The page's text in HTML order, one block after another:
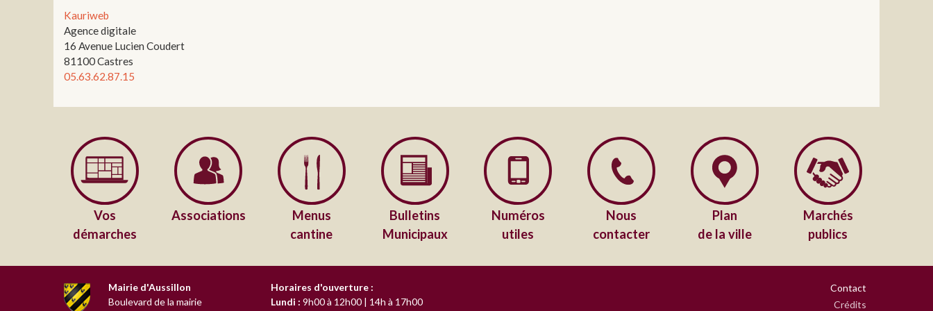
Kauriweb
Agence digitale
16 Avenue Lucien Coudert
81100 Castres
05.63.62.87.15
Vos
démarches
Associations
Menus
cantine
Bulletins
Municipaux
Numéros
utiles
Nous
contacter
Plan
de la ville
Marchés
publics
Mairie d'Aussillon
Boulevard de la mairie
Horaires d'ouverture :
Lundi : 9h00 à 12h00 | 14h à 17h00
Contact
Crédits